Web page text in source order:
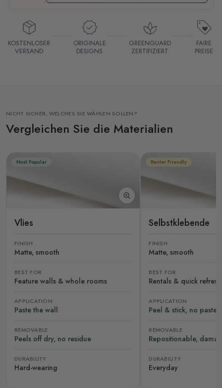
KOSTENLOSER
VERSAND
ORIGINALE
DESIGNS
GREENGUARD
ZERTIFIZIERT
FAIRE
PREISE
NICHT SICHER, WELCHES SIE WÄHLEN SOLLEN?
Vergleichen Sie die Materialien
Most Popular
Vlies
FINISH
Matte, smooth
BEST FOR
Feature walls & whole rooms
APPLICATION
Paste the wall
REMOVABLE
Peels off dry, no residue
DURABILITY
Hard-wearing
Renter Friendly
Selbstklebende
FINISH
Matte, smooth
BEST FOR
Rentals & quick
APPLICATION
Peel & stick, no paste
REMOVABLE
Repositionable,
DURABILITY
Everyday